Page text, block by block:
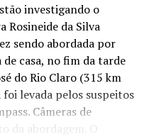
o atraso da entrega
o contrato seja
duras, como multa,
de aplicação pode ser
por parte dos
investigando o
Rosineide da Silva
sendo abordada por
casa, no fim da tarde
do Rio Claro (315 km
levada pelos suspeitos
Câmeras de
da abordagem. O